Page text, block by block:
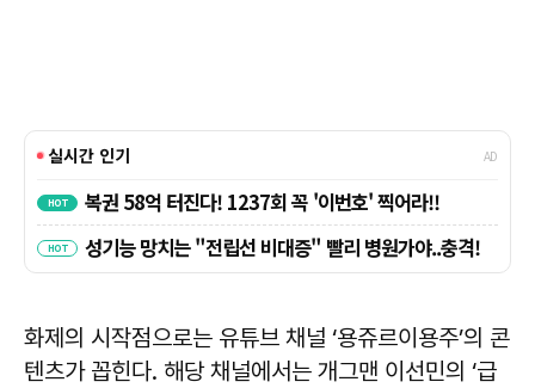
화제의 시작점으로는 유튜브 채널 ‘용쥬르이용주’의 콘
텐츠가 꼽힌다. 해당 채널에서는 개그맨 이선민의 ‘급